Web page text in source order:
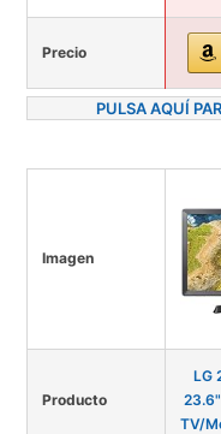
Precio
PULSA AQUÍ
Imagen
Producto
LG
TV/